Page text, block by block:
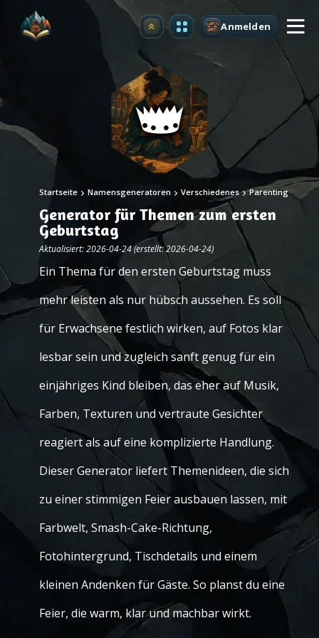
Upgrade Anmelden
Startseite Namensgeneratoren Verschiedenes Parenting
Generator für Themen zum ersten
Geburtstag
Aktualisiert: 2026-04-24 (erstellt: 2026-04-24)
Ein Thema für den ersten Geburtstag muss
mehr leisten als nur hübsch aussehen. Es soll
für Erwachsene festlich wirken, auf Fotos klar
lesbar sein und zugleich sanft genug für ein
einjähriges Kind bleiben, das eher auf Musik,
Farben, Texturen und vertraute Gesichter
reagiert als auf eine komplizierte Handlung.
Dieser Generator liefert Themenideen, die sich
zu einer stimmigen Feier ausbauen lassen, mit
Farbwelt, Smash-Cake-Richtung,
Fotohintergrund, Tischdetails und einem
kleinen Andenken für Gäste. So planst du eine
Feier, die warm, klar und machbar wirkt.